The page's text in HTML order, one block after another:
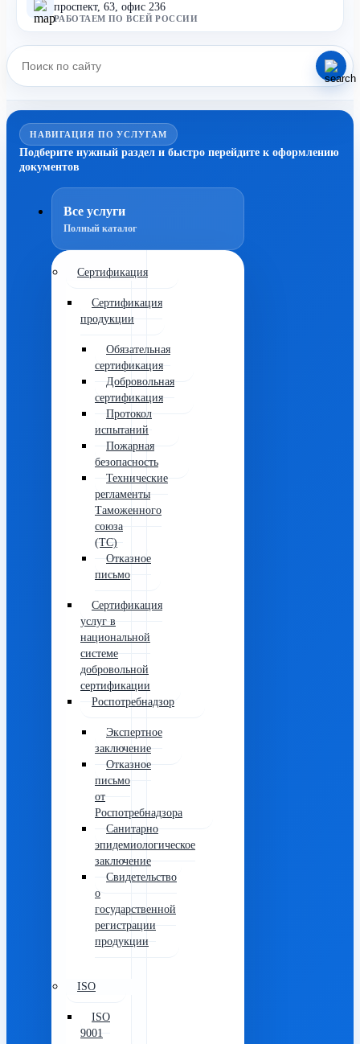
проспект, 63, офис 236
РАБОТАЕМ ПО ВСЕЙ РОССИИ
НАВИГАЦИЯ ПО УСЛУГАМ
Подберите нужный раздел и быстро перейдите к оформлению
документов
Все услуги
Полный каталог
Сертификация
Сертификация
продукции
Обязательная
сертификация
Добровольная
сертификация
Протокол
испытаний
Пожарная
безопасность
Технические
регламенты
Таможенного
союза
(ТС)
Отказное
письмо
Сертификация
услуг в
национальной
системе
добровольной
сертификации
Роспотребнадзор
Экспертное
заключение
Отказное
письмо
от
Роспотребнадзора
Санитарно
эпидемиологическое
заключение
Свидетельство
о
государственной
регистрации
продукции
ISO
ISO
9001